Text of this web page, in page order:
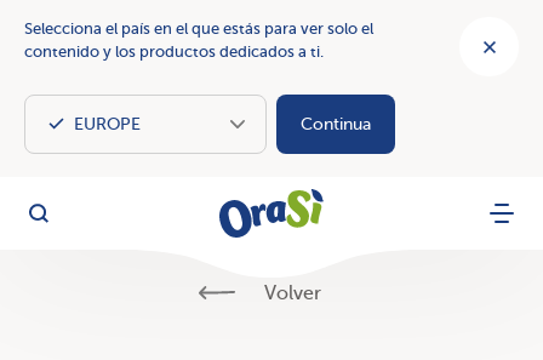
Selecciona el país en el que estás para ver solo el
contenido y los productos dedicados a ti.
Continua
OraSì
Busca Menu
Volver